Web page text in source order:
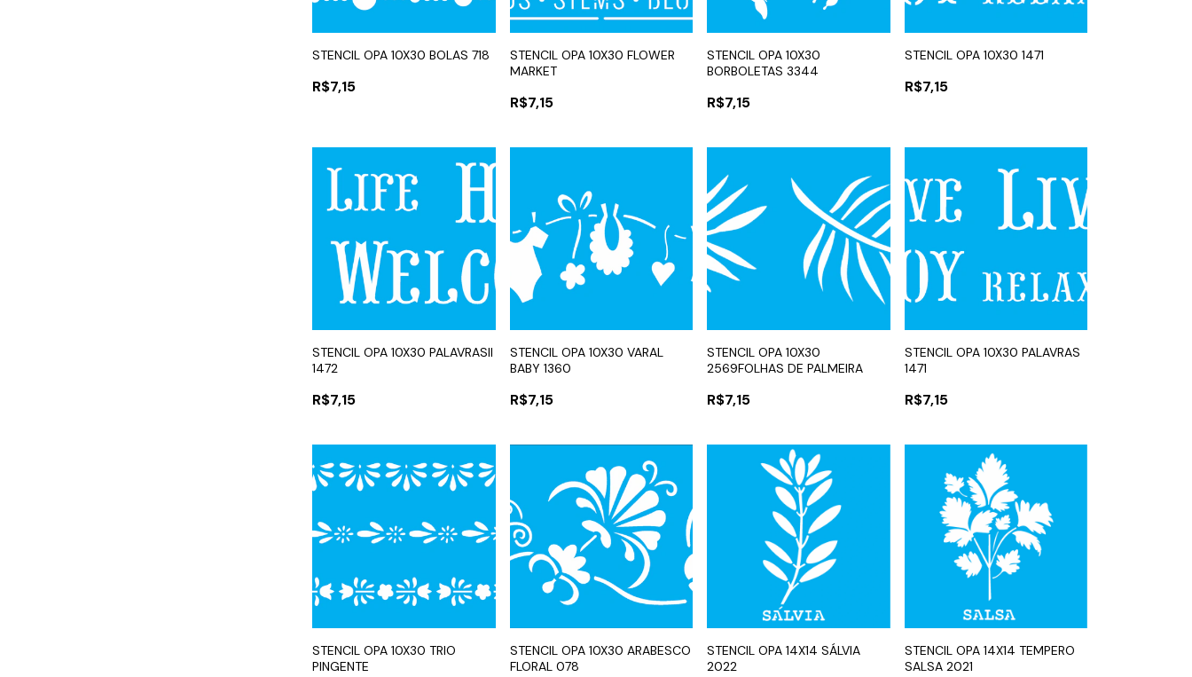
STENCIL OPA 10X30 BOLAS 718
R$7,15
STENCIL OPA 10X30 FLOWER
MARKET
R$7,15
STENCIL OPA 10X30
BORBOLETAS 3344
R$7,15
STENCIL OPA 10X30 1471
R$7,15
STENCIL OPA 10X30 PALAVRASII
1472
R$7,15
STENCIL OPA 10X30 VARAL
BABY 1360
R$7,15
STENCIL OPA 10X30
2569FOLHAS DE PALMEIRA
R$7,15
STENCIL OPA 10X30 PALAVRAS
1471
R$7,15
STENCIL OPA 10X30 TRIO
PINGENTE
STENCIL OPA 10X30 ARABESCO
FLORAL 078
STENCIL OPA 14X14 SÁLVIA
2022
STENCIL OPA 14X14 TEMPERO
SALSA 2021